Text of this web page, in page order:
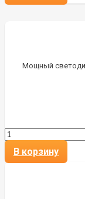
Мощный
В корзину